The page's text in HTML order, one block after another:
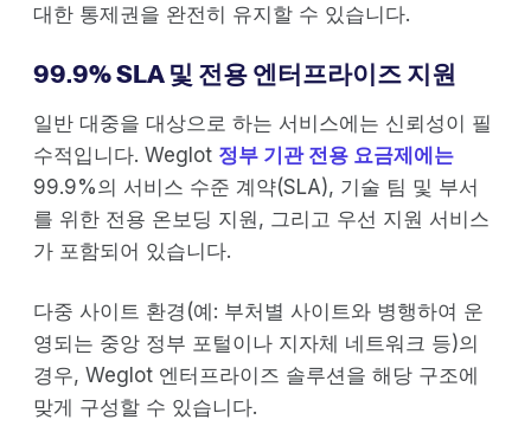
대한 통제권을 완전히 유지할 수 있습니다.
99.9% SLA 및 전용 엔터프라이즈 지원
일반 대중을 대상으로 하는 서비스에는 신뢰성이 필
수적입니다. Weglot 정부 기관 전용 요금제에는
99.9%의 서비스 수준 계약(SLA), 기술 팀 및 부서
를 위한 전용 온보딩 지원, 그리고 우선 지원 서비스
가 포함되어 있습니다.
다중 사이트 환경(예: 부처별 사이트와 병행하여 운
영되는 중앙 정부 포털이나 지자체 네트워크 등)의
경우, Weglot 엔터프라이즈 솔루션을 해당 구조에
맞게 구성할 수 있습니다.